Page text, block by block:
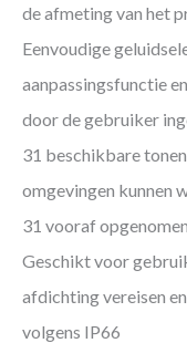
de afmeting van het
Eenvoudige
aanpassingsfunctie
door de gebruiker
31 beschikbare
omgevingen kunnen
31 vooraf
Geschikt voor
afdichting vereisen
volgens IP66